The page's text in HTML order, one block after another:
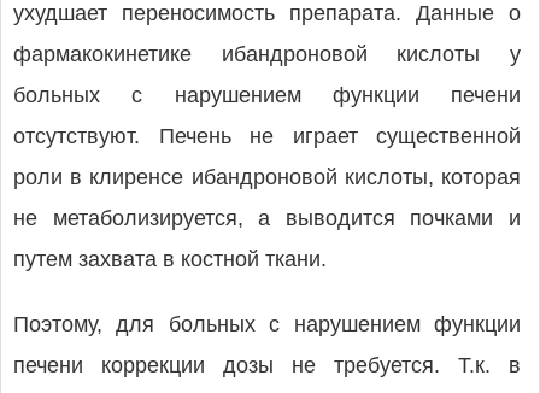
ухудшает переносимость препарата. Данные о
фармакокинетике ибандроновой кислоты у
больных с нарушением функции печени
отсутствуют. Печень не играет существенной
роли в клиренсе ибандроновой кислоты, которая
не метаболизируется, а выводится почками и
путем захвата в костной ткани.
Поэтому, для больных с нарушением функции
печени коррекции дозы не требуется. Т.к. в